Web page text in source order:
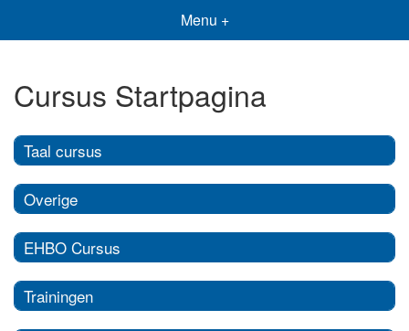
Menu +
Cursus Startpagina
Taal cursus
Overige
EHBO Cursus
Trainingen